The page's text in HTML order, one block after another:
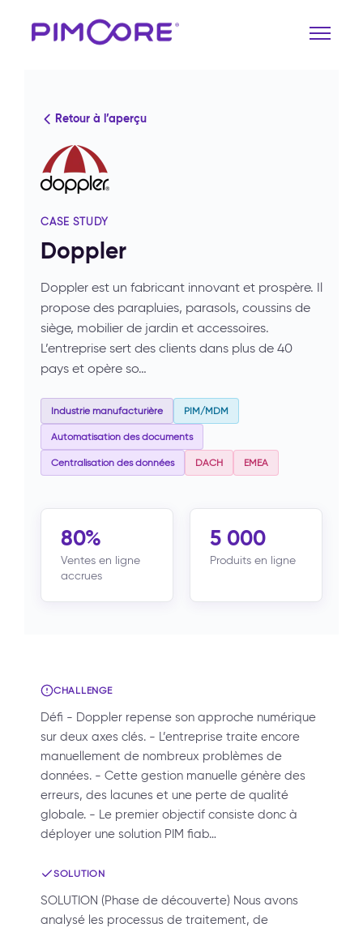
Retour à l’aperçu
CASE STUDY
Doppler
Doppler est un fabricant innovant et prospère. Il
propose des parapluies, parasols, coussins de
siège, mobilier de jardin et accessoires.
L’entreprise sert des clients dans plus de 40
pays et opère so…
Industrie manufacturière PIM/MDM
Automatisation des documents
Centralisation des données DACH EMEA
80%
Ventes en ligne
accrues
5 000
Produits en ligne
CHALLENGE
Défi - Doppler repense son approche numérique
sur deux axes clés. - L’entreprise traite encore
manuellement de nombreux problèmes de
données. - Cette gestion manuelle génère des
erreurs, des lacunes et une perte de qualité
globale. - Le premier objectif consiste donc à
déployer une solution PIM fiab…
SOLUTION
SOLUTION (Phase de découverte) Nous avons
analysé les processus de traitement, de